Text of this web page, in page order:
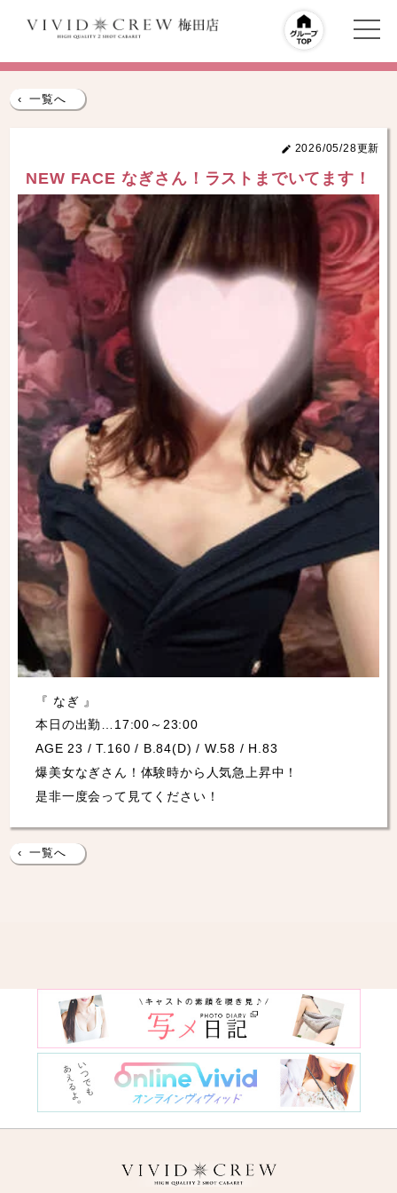
‹ 一覧へ
2026/05/28更新
NEW FACE なぎさん！ラストまでいてます！
『 なぎ 』
本日の出勤…17:00～23:00
AGE 23 / T.160 / B.84(D) / W.58 / H.83
爆美女なぎさん！体験時から人気急上昇中！
是非一度会って見てください！
‹ 一覧へ